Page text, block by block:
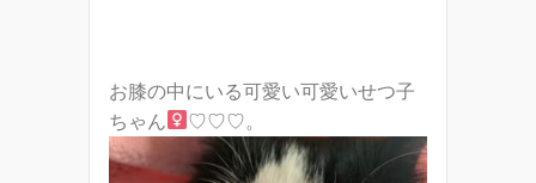
お膝の中にいる可愛い可愛いせつ子
ちゃん
♡♡♡。